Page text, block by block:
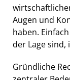
Augen und
haben.
der Lage sind,
Gründliche